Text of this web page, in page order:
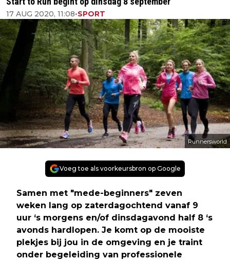
17 AUG 2020, 11:08•SPORT
Runnersworld
Voeg toe als voorkeursbron op Google
Samen met "mede-beginners" zeven
weken lang op zaterdagochtend vanaf 9
uur ‘s morgens en/of dinsdagavond half 8 ‘s
avonds hardlopen. Je komt op de mooiste
plekjes bij jou in de omgeving en je traint
onder begeleiding van professionele